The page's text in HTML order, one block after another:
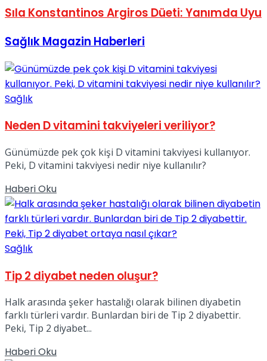
Sıla Konstantinos Argiros Düeti: Yanımda Uyu
Sağlık Magazin Haberleri
Sağlık
Neden D vitamini takviyeleri veriliyor?
Günümüzde pek çok kişi D vitamini takviyesi kullanıyor.
Peki, D vitamini takviyesi nedir niye kullanılır?
Haberi OkuDetails
Sağlık
Tip 2 diyabet neden oluşur?
Halk arasında şeker hastalığı olarak bilinen diyabetin
farklı türleri vardır. Bunlardan biri de Tip 2 diyabettir.
Peki, Tip 2 diyabet...
Haberi OkuDetails